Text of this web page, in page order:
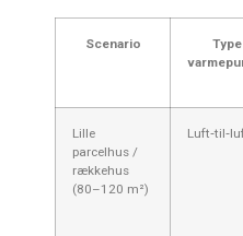
Scenario
Type
Lille
parcelhus /
rækkehus
(80–120 m²)